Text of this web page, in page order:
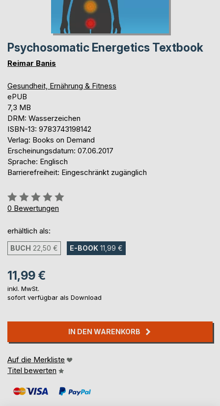
Psychosomatic Energetics Textbook
Reimar Banis
Gesundheit, Ernährung & Fitness
ePUB
7,3 MB
DRM: Wasserzeichen
ISBN-13: 9783743198142
Verlag: Books on Demand
Erscheinungsdatum: 07.06.2017
Sprache: Englisch
Barrierefreiheit: Eingeschränkt zugänglich
Bewertung::
0%
0 Bewertungen
erhältlich als:
BUCH 22,50 € E-BOOK 11,99 €
11,99 €
inkl. MwSt.
sofort verfügbar als Download
IN DEN WARENKORB
Auf die Merkliste
Titel bewerten